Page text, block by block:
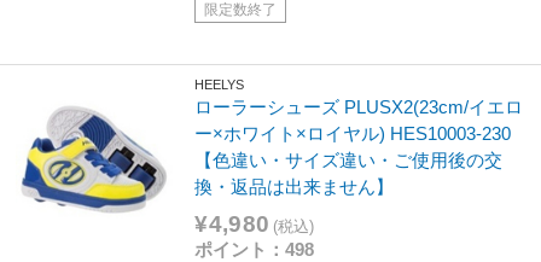
限定数終了
HEELYS
ローラーシューズ PLUSX2(23cm/イエロ
ー×ホワイト×ロイヤル) HES10003-230
【色違い・サイズ違い・ご使用後の交
換・返品は出来ません】
¥4,980 (税込)
ポイント：498